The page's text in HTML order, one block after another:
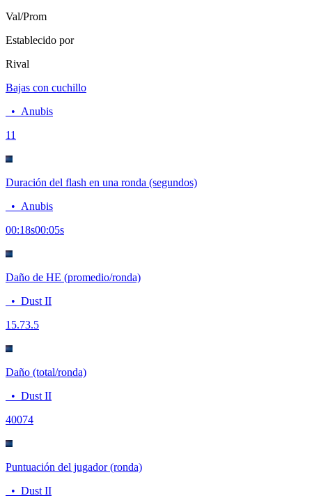
Val/Prom
Establecido por
Rival
Bajas con cuchillo
• Anubis
11
Duración del flash en una ronda (segundos)
• Anubis
00:18s00:05s
Daño de HE (promedio/ronda)
• Dust II
15.73.5
Daño (total/ronda)
• Dust II
40074
Puntuación del jugador (ronda)
• Dust II